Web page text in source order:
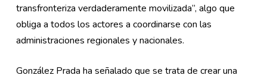
transfronteriza verdaderamente movilizada”, algo que
obliga a todos los actores a coordinarse con las
administraciones regionales y nacionales.
González Prada ha señalado que se trata de crear una